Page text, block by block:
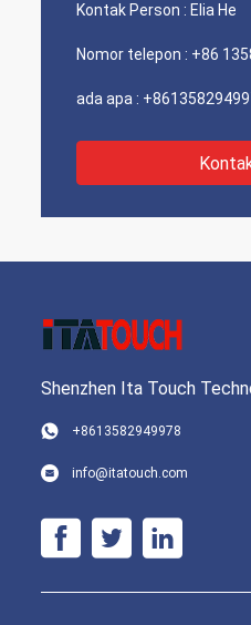
layanan pelanggan Anda.
Kontak Person : Elia He
Nomor telepon : +86
ada apa :
Shenzhen Ita Touch
+8613582949978
info@itatouch.com